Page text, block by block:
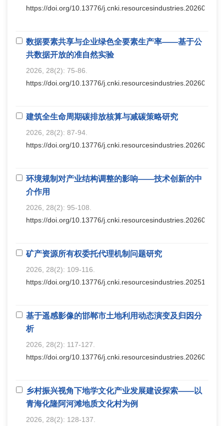
https://doi.org/10.13776/
数据要素共享与企业绿色全要素生产率——基于公
共数据开放的准自然实验
2026, 28(2): 75-86.
https://doi.org/10.13776/
建筑全生命周期碳排放核算与减碳策略研究
2026, 28(2): 87-94.
https://doi.org/10.13776/
环境规制对产业结构调整的影响——技术创新的中
介作用
2026, 28(2): 95-108.
https://doi.org/10.13776/
矿产资源所有权委托代理机制问题研究
2026, 28(2): 109-116.
https://doi.org/10.13776/
基于遥感影像的邯郸市土地利用动态演变及归因分
析
2026, 28(2): 117-127.
https://doi.org/10.13776/
乡村振兴视角下地学文化产业发展建设探索——以
青海化隆阿河滩地质文化村为例
2026, 28(2): 128-137.